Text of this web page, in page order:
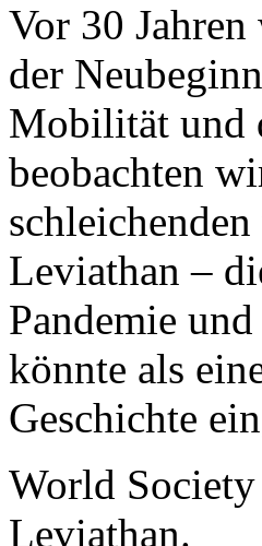
Vor 30
der
Mobilität und
beobachten
Leviathan –
Pandemie
könnte als
Geschichte
World
Leviathan.